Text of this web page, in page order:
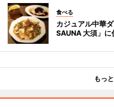
食べる
カジュアル中華
SAUNA 大須」に
もっ